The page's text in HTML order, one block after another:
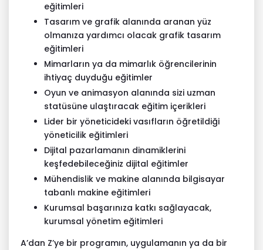
eğitimleri
Tasarım ve grafik alanında aranan yüz
olmanıza yardımcı olacak grafik tasarım
eğitimleri
Mimarların ya da mimarlık öğrencilerinin
ihtiyaç duyduğu eğitimler
Oyun ve animasyon alanında sizi uzman
statüsüne ulaştıracak eğitim içerikleri
Lider bir yöneticideki vasıfların öğretildiği
yöneticilik eğitimleri
Dijital pazarlamanın dinamiklerini
keşfedebileceğiniz dijital eğitimler
Mühendislik ve makine alanında bilgisayar
tabanlı makine eğitimleri
Kurumsal başarınıza katkı sağlayacak,
kurumsal yönetim eğitimleri
A’dan Z’ye bir programın, uygulamanın ya da bir